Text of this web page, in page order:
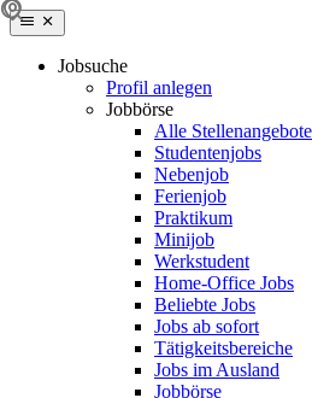
Jobsuche
Profil anlegen
Jobbörse
Alle Stellenangebote
Studentenjobs
Nebenjob
Ferienjob
Praktikum
Minijob
Werkstudent
Home-Office Jobs
Beliebte Jobs
Jobs ab sofort
Tätigkeitsbereiche
Jobs im Ausland
Jobbörse